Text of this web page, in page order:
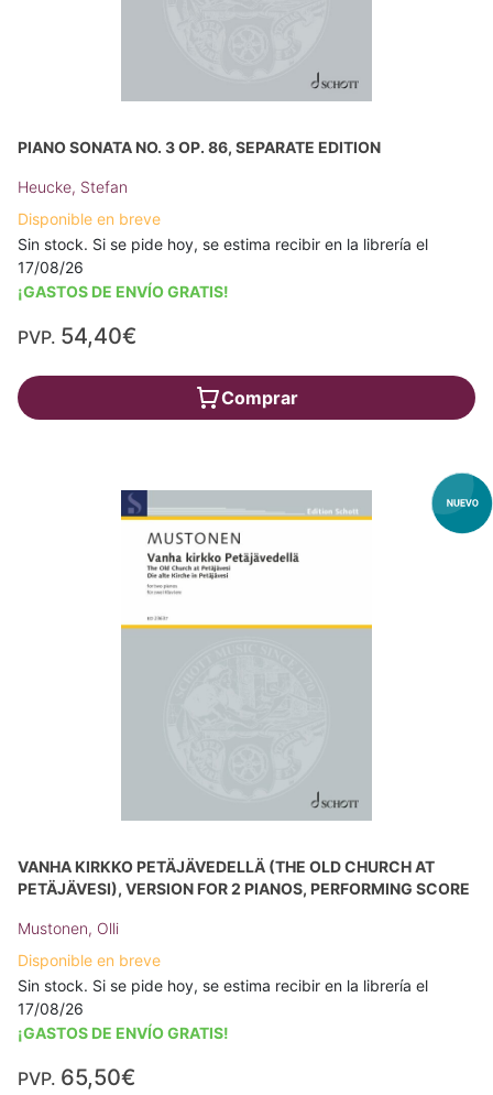
PIANO SONATA NO. 3 OP. 86, SEPARATE EDITION
Heucke, Stefan
Disponible en breve
Sin stock. Si se pide hoy, se estima recibir en la librería el
17/08/26
¡GASTOS DE ENVÍO GRATIS!
PVP. 54,40€
Comprar
VANHA KIRKKO PETÄJÄVEDELLÄ (THE OLD CHURCH AT
PETÄJÄVESI), VERSION FOR 2 PIANOS, PERFORMING SCORE
Mustonen, Olli
Disponible en breve
Sin stock. Si se pide hoy, se estima recibir en la librería el
17/08/26
¡GASTOS DE ENVÍO GRATIS!
PVP. 65,50€